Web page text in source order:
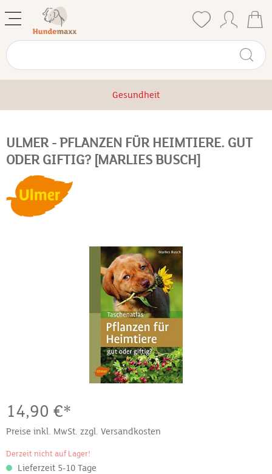
Gesundheit
ULMER - PFLANZEN FÜR HEIMTIERE. GUT
ODER GIFTIG? [MARLIES BUSCH]
14,90 €*
Preise inkl. MwSt. zzgl. Versandkosten
Derzeit nicht auf Lager!
Lieferzeit 5-10 Tage